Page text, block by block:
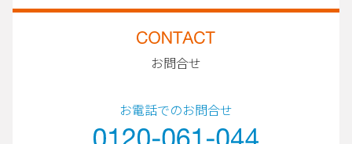
お問合せ
お電話でのお問合せ